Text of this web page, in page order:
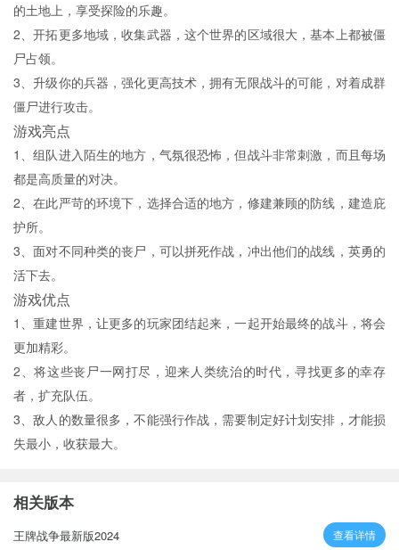
的土地上，享受探险的乐趣。
2、开拓更多地域，收集武器，这个世界的区域很大，基本上都被僵
尸占领。
3、升级你的兵器，强化更高技术，拥有无限战斗的可能，对着成群
僵尸进行攻击。
游戏亮点
1、组队进入陌生的地方，气氛很恐怖，但战斗非常刺激，而且每场
都是高质量的对决。
2、在此严苛的环境下，选择合适的地方，修建兼顾的防线，建造庇
护所。
3、面对不同种类的丧尸，可以拼死作战，冲出他们的战线，英勇的
活下去。
游戏优点
1、重建世界，让更多的玩家团结起来，一起开始最终的战斗，将会
更加精彩。
2、将这些丧尸一网打尽，迎来人类统治的时代，寻找更多的幸存
者，扩充队伍。
3、敌人的数量很多，不能强行作战，需要制定好计划安排，才能损
失最小，收获最大。
相关版本
王牌战争最新版2024 查看详情